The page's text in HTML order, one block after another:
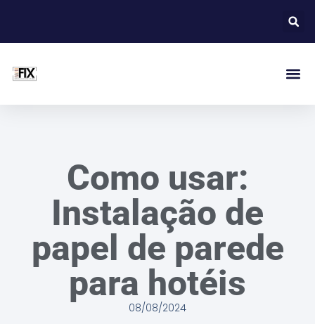
Como usar:
Instalação de
papel de parede
para hotéis
08/08/2024